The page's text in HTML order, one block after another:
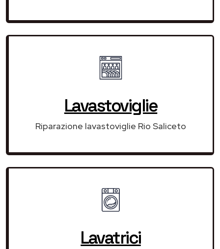
Lavastoviglie
Riparazione lavastoviglie Rio Saliceto
Lavatrici